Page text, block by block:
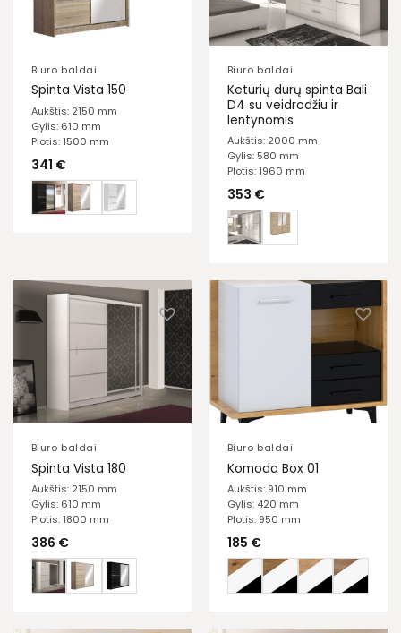
Biuro baldai
Spinta Vista 150
Aukštis: 2150 mm
Gylis: 610 mm
Plotis: 1500 mm
341 €
Biuro baldai
Keturių durų spinta Bali
D4 su veidrodžiu ir
lentynomis
Aukštis: 2000 mm
Gylis: 580 mm
Plotis: 1960 mm
353 €
Biuro baldai
Spinta Vista 180
Aukštis: 2150 mm
Gylis: 610 mm
Plotis: 1800 mm
386 €
Biuro baldai
Komoda Box 01
Aukštis: 910 mm
Gylis: 420 mm
Plotis: 950 mm
185 €